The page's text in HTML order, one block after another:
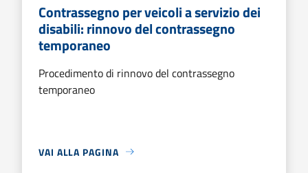
Contrassegno per veicoli a servizio dei
disabili: rinnovo del contrassegno
temporaneo
Procedimento di rinnovo del contrassegno
temporaneo
VAI ALLA PAGINA